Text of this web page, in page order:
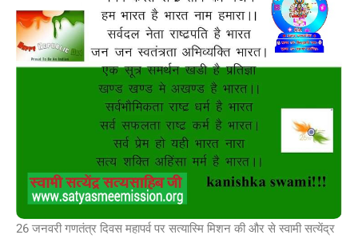
26 जनवरी गणतंत्र दिवस महापर्व पर सत्यास्मि मिशन की और से स्वामी सत्येंद्र